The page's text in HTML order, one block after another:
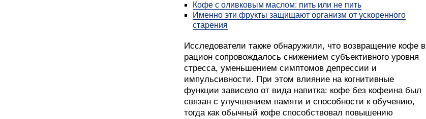
Кофе с оливковым маслом: пить или не пить
Именно эти фрукты защищают организм от ускоренного
старения
Исследователи также обнаружили, что возвращение кофе в
рацион сопровождалось снижением субъективного уровня
стресса, уменьшением симптомов депрессии и
импульсивности. При этом влияние на когнитивные
функции зависело от вида напитка: кофе без кофеина был
связан с улучшением памяти и способности к обучению,
тогда как обычный кофе способствовал повышению